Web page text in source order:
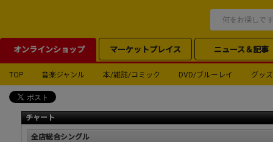
オンラインショップ マーケットプレイス ニュース＆記事
TOP 音楽ジャンル 本/雑誌/コミック DVD/ブルーレイ グッズ
チャート
全店総合シングル